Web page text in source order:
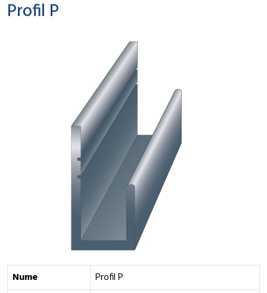
Profil P
Nume
Profil P